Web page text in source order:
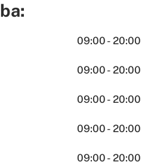
09:00 - 20:00
09:00 - 20:00
09:00 - 20:00
09:00 - 20:00
09:00 - 20:00